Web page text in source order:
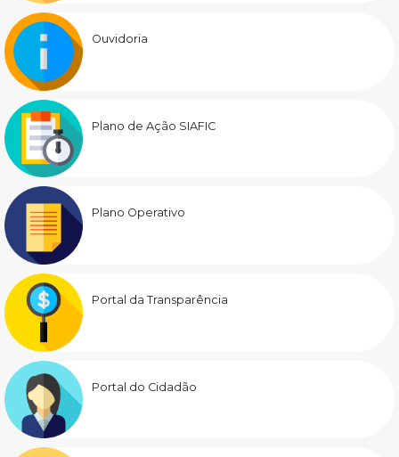
Ouvidoria
Plano de Ação SIAFIC
Plano Operativo
Portal da Transparência
Portal do Cidadão